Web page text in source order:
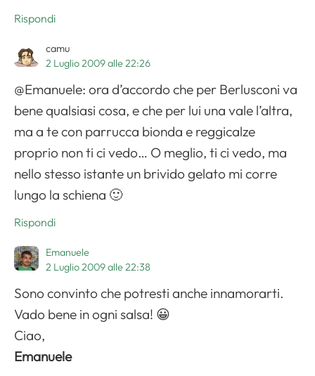
Rispondi
camu
2 Luglio 2009 alle 22:26
@Emanuele: ora d’accordo che per Berlusconi va
bene qualsiasi cosa, e che per lui una vale l’altra,
ma a te con parrucca bionda e reggicalze
proprio non ti ci vedo… O meglio, ti ci vedo, ma
nello stesso istante un brivido gelato mi corre
lungo la schiena 🙂
Rispondi
Emanuele
2 Luglio 2009 alle 22:38
Sono convinto che potresti anche innamorarti.
Vado bene in ogni salsa! 😀
Ciao,
Emanuele